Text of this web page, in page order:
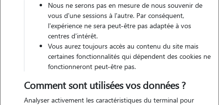
Nous ne serons pas en mesure de nous souvenir de
vous d'une sessions à l'autre. Par conséquent,
l'expérience ne sera peut-être pas adaptée à vos
centres d'intérêt.
Vous aurez toujours accès au contenu du site mais
certaines fonctionnalités qui dépendent des cookies ne
fonctionneront peut-être pas.
Comment sont utilisées vos données ?
Analyser activement les caractéristiques du terminal pour